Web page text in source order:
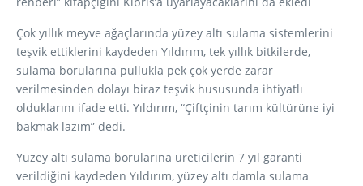
Çok yıllık meyve ağaçlarında yüzey altı sulama sistemlerini
teşvik ettiklerini kaydeden Yıldırım, tek yıllık bitkilerde,
sulama borularına pullukla pek çok yerde zarar
verilmesinden dolayı biraz teşvik hususunda ihtiyatlı
olduklarını ifade etti. Yıldırım, “Çiftçinin tarım kültürüne iyi
bakmak lazım” dedi.
Yüzey altı sulama borularına üreticilerin 7 yıl garanti
verildiğini kaydeden Yıldırım, yüzey altı damla sulama